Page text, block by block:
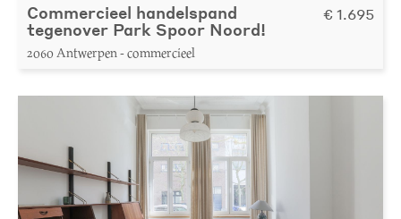
Commercieel handelspand
tegenover Park Spoor Noord!
2060 Antwerpen - commercieel
€ 1.695